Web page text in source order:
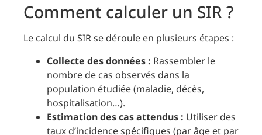
Comment calculer un SIR ?
Le calcul du SIR se déroule en plusieurs étapes :
Collecte des données : Rassembler le
nombre de cas observés dans la
population étudiée (maladie, décès,
hospitalisation…).
Estimation des cas attendus : Utiliser des
taux d’incidence spécifiques (par âge et par